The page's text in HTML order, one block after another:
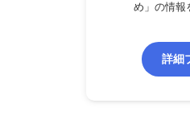
め」の情報
詳細